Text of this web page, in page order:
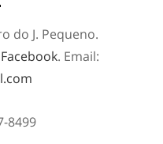
do J. Pequeno.
. Email:
8499